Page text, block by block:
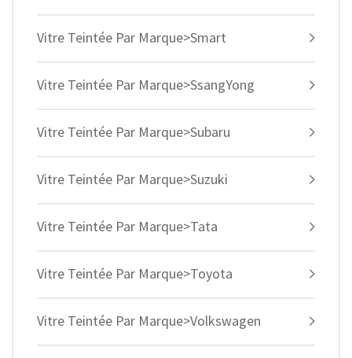
Vitre Teintée Par Marque>Smart
Vitre Teintée Par Marque>SsangYong
Vitre Teintée Par Marque>Subaru
Vitre Teintée Par Marque>Suzuki
Vitre Teintée Par Marque>Tata
Vitre Teintée Par Marque>Toyota
Vitre Teintée Par Marque>Volkswagen